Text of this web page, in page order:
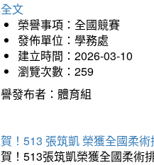
文
榮譽事項：全國競賽
發佈單位：學務處
建立時間：2026-03-10
瀏覽次數：259
發布者：體育組
！513 張筑凱 榮獲全國柔
！513張筑凱榮獲全國柔術